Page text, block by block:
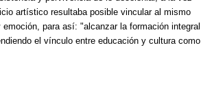
artístico resultaba posible vincular al mismo
para así: "alcanzar la formación integral
el vínculo entre educación y cultura como